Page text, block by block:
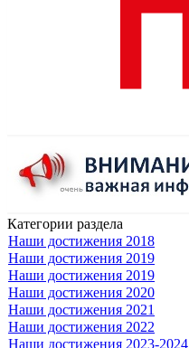
Категории раздела
Наши достижения 2018
Наши достижения 2019
Наши достижения 2019
Наши достижения 2020
Наши достижения 2021
Наши достижения 2022
Наши достижения 2023-2024